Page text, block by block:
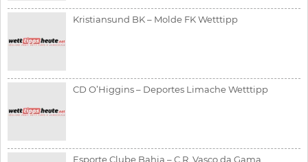
Kristiansund BK – Molde FK Wetttipp
CD O’Higgins – Deportes Limache Wetttipp
Esporte Clube Bahia – C.R. Vasco da Gama